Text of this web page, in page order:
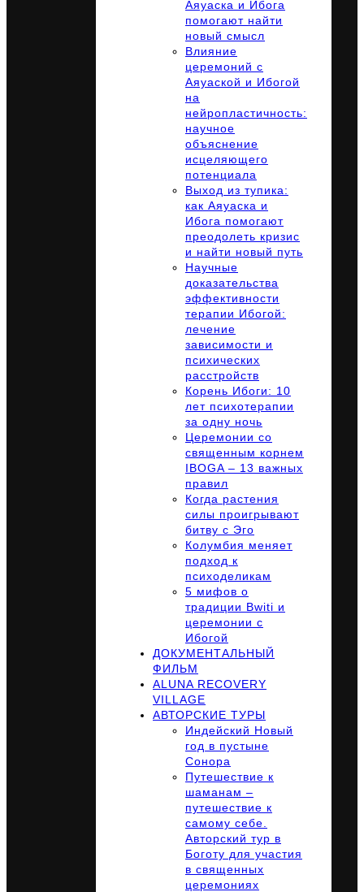
Аяуаска и Ибога
помогают найти
новый смысл
Влияние
церемоний с
Аяуаской и Ибогой
на
нейропластичность:
научное
объяснение
исцеляющего
потенциала
Выход из тупика:
как Аяуаска и
Ибога помогают
преодолеть кризис
и найти новый путь
Научные
доказательства
эффективности
терапии Ибогой:
лечение
зависимости и
психических
расстройств
Корень Ибоги: 10
лет психотерапии
за одну ночь
Церемонии со
священным корнем
IBOGA – 13 важных
правил
Когда растения
силы проигрывают
битву с Эго
Колумбия меняет
подход к
психоделикам
5 мифов о
традиции Bwiti и
церемонии с
Ибогой
ДОКУМЕНТАЛЬНЫЙ
ФИЛЬМ
ALUNA RECOVERY
VILLAGE
АВТОРСКИЕ ТУРЫ
Индейский Новый
год в пустыне
Сонора
Путешествие к
шаманам –
путешествие к
самому себе.
Авторский тур в
Боготу для участия
в священных
церемониях